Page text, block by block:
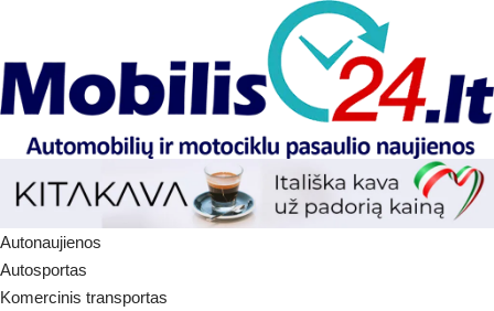
Autonaujienos
Autosportas
Komercinis transportas